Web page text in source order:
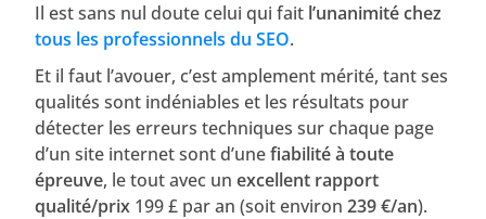
Il est sans nul doute celui qui fait l’unanimité chez
tous les professionnels du SEO.
Et il faut l’avouer, c’est amplement mérité, tant ses
qualités sont indéniables et les résultats pour
détecter les erreurs techniques sur chaque page
d’un site internet sont d’unefiabilité à toute
épreuve, le tout avec unexcellent rapport
qualité/prix 199 £ par an (soit environ239 €/an).